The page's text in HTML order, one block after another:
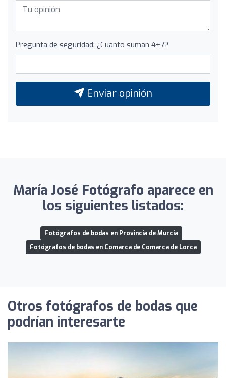
Pregunta de seguridad: ¿Cuánto suman 4+7?
Enviar opinión
María José Fotógrafo aparece en
los siguientes listados:
Fotógrafos de bodas en Provincia de Murcia
Fotógrafos de bodas en Comarca de Comarca de Lorca
Otros fotógrafos de bodas que
podrían interesarte